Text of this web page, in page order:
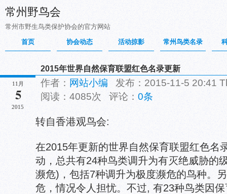
常州野鸟会
常州市野生鸟类保护协会的官方网站
首页
协会动态 活动掠影 常州鸟类名录
11月
5
2015
2015年世界自然保育联盟红色名录更新
作者： 网站小编 发布：2015-11-5 20:41
阅读：4085次 评论： 0条
转自香港观鸟会:
在2015年更新的世界自然保育联盟红色名
动，总共有24种鸟类调升为有灭绝威胁的
濒危)，包括7种调升为极度濒危的鸟种。
危，情况令人担忧。不过, 有23种鸟类因